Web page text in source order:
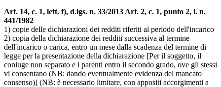
Art. 14, c. 1, lett. f), d.lgs. n. 33/2013 Art. 2, c. 1, punto 2, l. n.
441/1982
1) copie delle dichiarazioni dei redditi riferiti al periodo dell'incarico
2) copia della dichiarazione dei redditi successiva al termine
dell'incarico o carica, entro un mese dalla scadenza del termine di
legge per la presentazione della dichiarazione [Per il soggetto, il
coniuge non separato e i parenti entro il secondo grado, ove gli stessi
vi consentano (NB: dando eventualmente evidenza del mancato
consenso)] (NB: è necessario limitare, con appositi accorgimenti a